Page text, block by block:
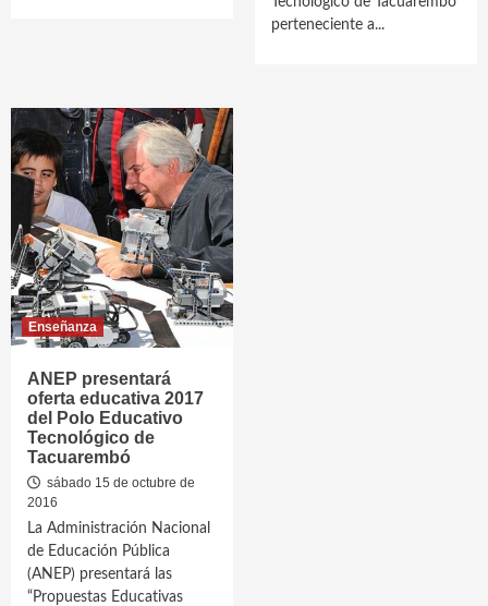
perteneciente a...
Enseñanza
ANEP presentará
oferta educativa 2017
del Polo Educativo
Tecnológico de
Tacuarembó
sábado 15 de octubre de
2016
La Administración Nacional
de Educación Pública
(ANEP) presentará las
“Propuestas Educativas